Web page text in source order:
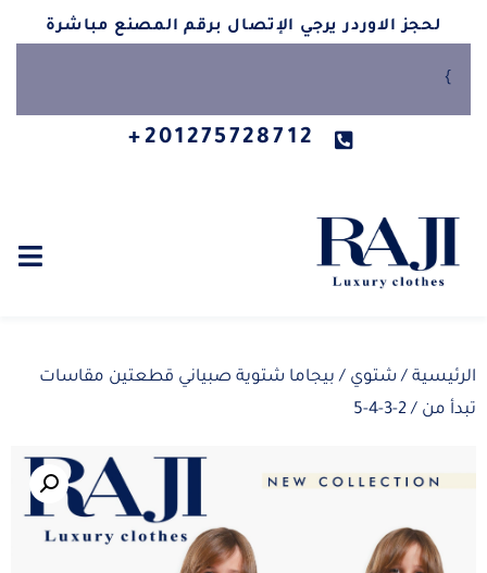
لحجز الاوردر يرجي الإتصال برقم المصنع مباشرة
}
201275728712+
الرئيسية / شتوي / بيجاما شتوية صبياني قطعتين مقاسات
تبدأ من / 2-3-4-5